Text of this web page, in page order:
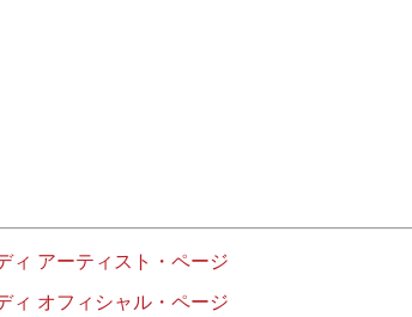
ィ アーティスト・ページ
ィ オフィシャル・ページ